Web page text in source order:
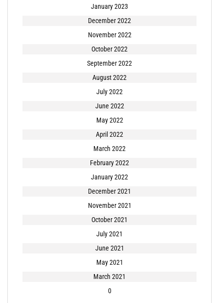
January 2023
December 2022
November 2022
October 2022
September 2022
August 2022
July 2022
June 2022
May 2022
April 2022
March 2022
February 2022
January 2022
December 2021
November 2021
October 2021
July 2021
June 2021
May 2021
March 2021
0